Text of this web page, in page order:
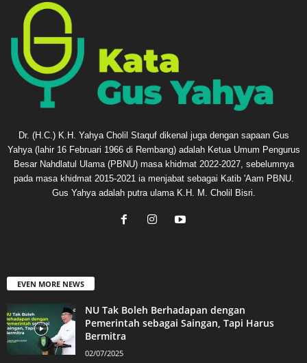
Dr. (H.C.) K.H. Yahya Cholil Staquf dikenal juga dengan sapaan Gus
Yahya (lahir 16 Februari 1966 di Rembang) adalah Ketua Umum Pengurus
Besar Nahdlatul Ulama (PBNU) masa khidmat 2022-2027, sebelumnya
pada masa khidmat 2015-2021 ia menjabat sebagai Katib 'Aam PBNU.
Gus Yahya adalah putra ulama K.H. M. Cholil Bisri.
EVEN MORE NEWS
NU Tak Boleh Berhadapan dengan
Pemerintah sebagai Saingan, Tapi Harus
Bermitra
02/07/2025